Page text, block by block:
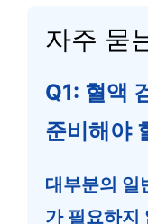
자주 묻
Q1: 혈액
준비해야
대부분의 일
가 필요하지